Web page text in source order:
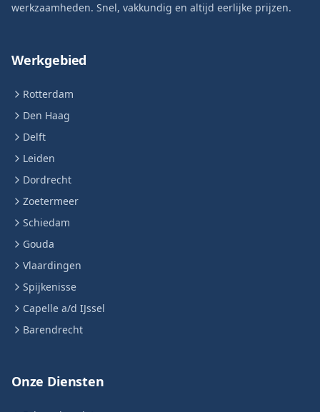
werkzaamheden. Snel, vakkundig en altijd eerlijke prijzen.
Werkgebied
Rotterdam
Den Haag
Delft
Leiden
Dordrecht
Zoetermeer
Schiedam
Gouda
Vlaardingen
Spijkenisse
Capelle a/d IJssel
Barendrecht
Onze Diensten